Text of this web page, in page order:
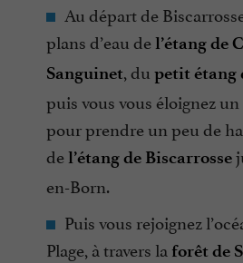
Au départ de
plans d’eau del’étang de
Sanguinet, du petit étang
puis vous vous éloignez
pour prendre un peu de
del’étang de Biscarrosse
en-Born.
Puis vous rejoignez
Plage, à travers la forêt de